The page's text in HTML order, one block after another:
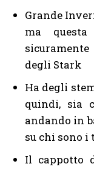
Grande
ma
degli Stark
Ha degli
quindi, sia
andando in
su chi sono i
Il cappotto